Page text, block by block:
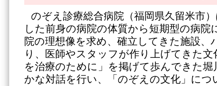
のぞえ診療総合病院（福岡県久留米市
した前身の病院の体質から短期型の病院
院の理想像を求め、確立してきた施設、
り、医師やスタッフが作り上げてきた文
を治療のために」を掲げて歩んできた堀
かな対話を行い、「のぞえの文化」につ